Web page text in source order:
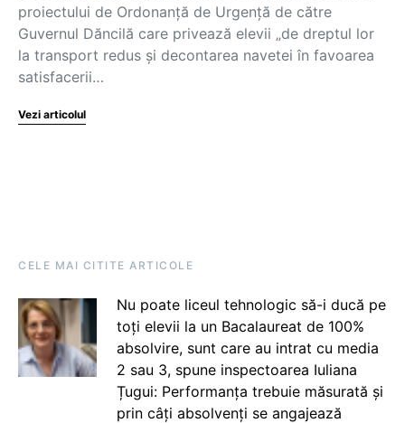
proiectului de Ordonanță de Urgență de către
Guvernul Dăncilă care privează elevii „de dreptul lor
la transport redus și decontarea navetei în favoarea
satisfacerii…
Vezi articolul
CELE MAI CITITE ARTICOLE
Nu poate liceul tehnologic să-i ducă pe
toți elevii la un Bacalaureat de 100%
absolvire, sunt care au intrat cu media
2 sau 3, spune inspectoarea Iuliana
Țugui: Performanța trebuie măsurată și
prin câți absolvenți se angajează